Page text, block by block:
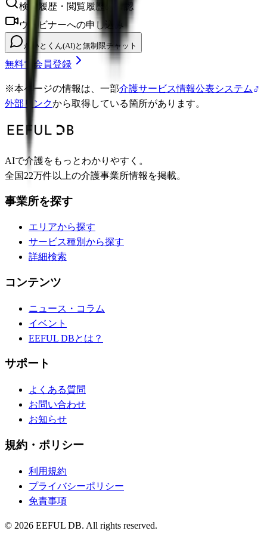
検索履歴・閲覧履歴の確認
ウェビナーへの申し込み
かいとくん(AI)と無制限チャット
無料で会員登録
※本ページの情報は、一部介護サービス情報公表システム
外部リンクから取得している箇所があります。
AIで介護をもっとわかりやすく。
全国22万件以上の介護事業所情報を掲載。
事業所を探す
エリアから探す
サービス種別から探す
詳細検索
コンテンツ
ニュース・コラム
イベント
EEFUL DBとは？
サポート
よくある質問
お問い合わせ
お知らせ
規約・ポリシー
利用規約
プライバシーポリシー
免責事項
© 2026 EEFUL DB. All rights reserved.